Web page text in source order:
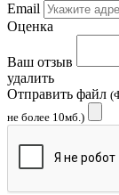
Email
Оценка
Ваш отзыв
удалить
Отправить файл
не более 10мб.)